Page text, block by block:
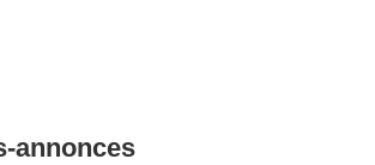
annonces